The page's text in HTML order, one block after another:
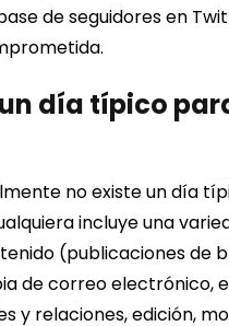
de seguidores en
día típico
no existe un día
incluye una
(publicaciones de
de correo electrónico,
y relaciones, edición,